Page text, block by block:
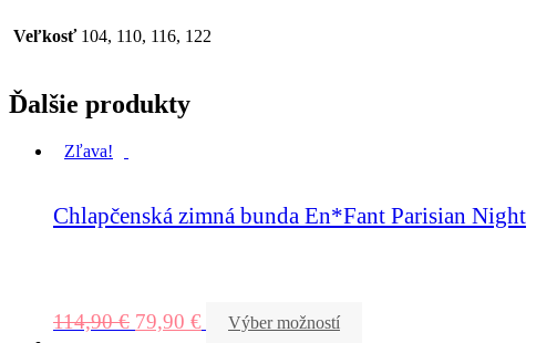
Veľkosť 104, 110, 116, 122
Ďalšie produkty
Zľava!
Chlapčenská zimná bunda En*Fant Parisian Night
114,90€ 79,90 € Výber možností